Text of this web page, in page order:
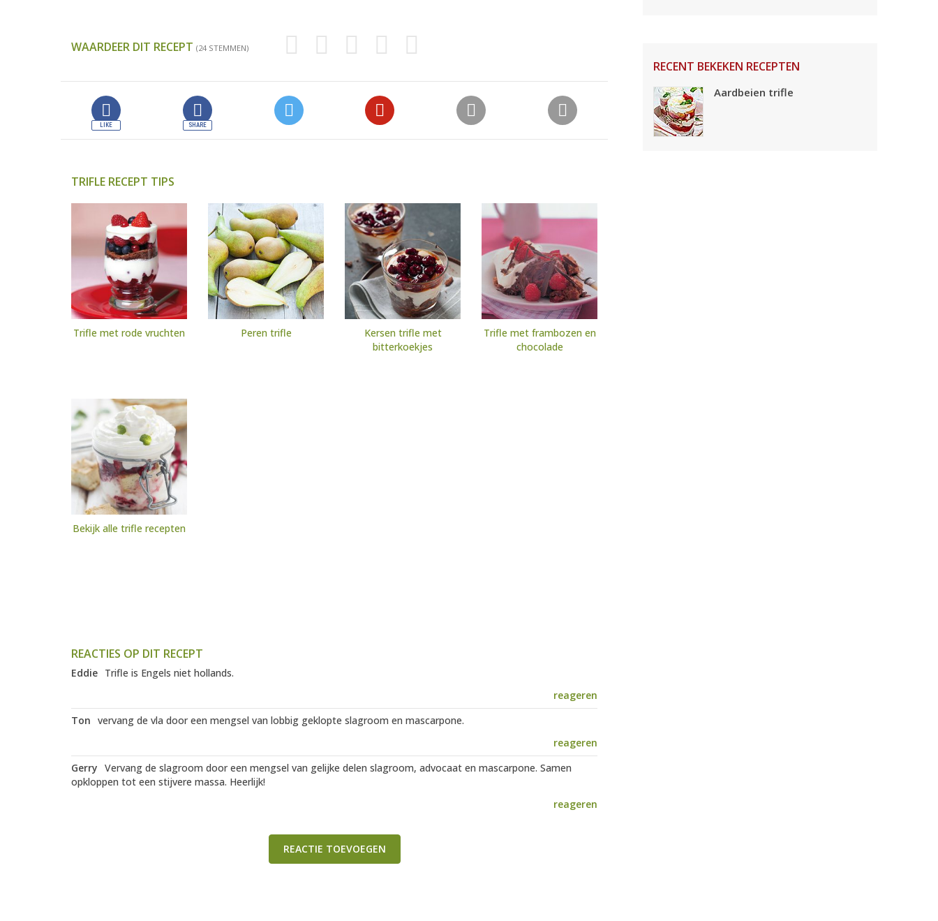
WAARDEER DIT RECEPT (24 STEMMEN)
TRIFLE RECEPT TIPS
Trifle met rode vruchten Peren trifle
Kersen trifle met
bitterkoekjes
Trifle met frambozen en
chocolade
Bekijk alle trifle recepten
REACTIES OP DIT RECEPT
Eddie Trifle is Engels niet hollands.
reageren
Ton vervang de vla door een mengsel van lobbig geklopte slagroom en mascarpone.
reageren
Gerry Vervang de slagroom door een mengsel van gelijke delen slagroom, advocaat en mascarpone. Samen
opkloppen tot een stijvere massa. Heerlijk!
reageren
REACTIE TOEVOEGEN
RECENT BEKEKEN RECEPTEN
Aardbeien trifle